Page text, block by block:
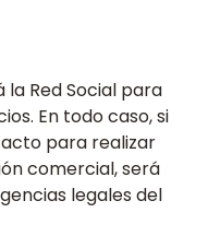
la Red Social para
En todo caso, si
para realizar
comercial, será
legales del